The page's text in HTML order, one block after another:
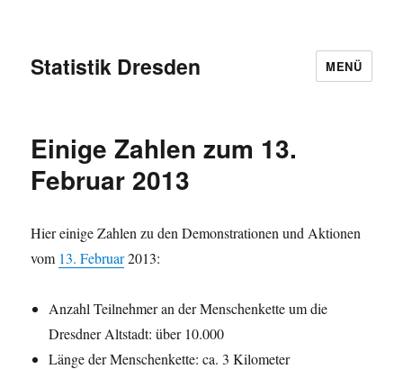
Statistik Dresden MENÜ
Einige Zahlen zum 13.
Februar 2013
Hier einige Zahlen zu den Demonstrationen und Aktionen
vom 13. Februar2013:
Anzahl Teilnehmer an der Menschenkette um die
Dresdner Altstadt: über 10.000
Länge der Menschenkette: ca. 3 Kilometer